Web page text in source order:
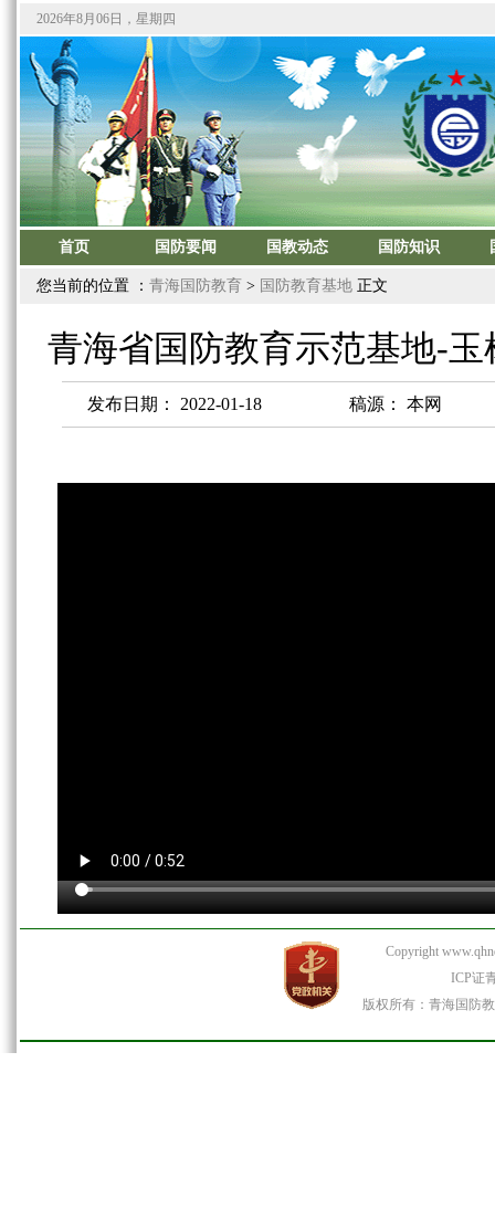
您当前的位置 ： 青海国防教育 > 国防教育基地 正文
青海省国防教育示范基地-
发布日期： 2022-01-18 稿源： 本网